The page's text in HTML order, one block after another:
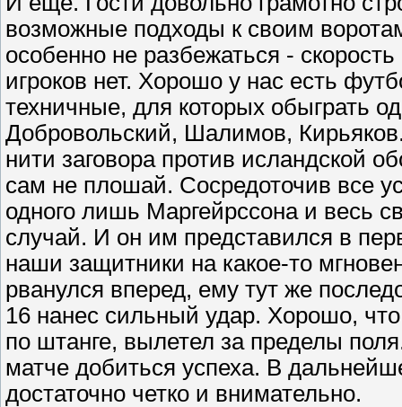
возможные подходы к своим
особенно не разбежаться -
игроков нет. Хорошо у нас есть
техничные, для которых обыграть
Добровольский, Шалимов,
нити заговора против исландской
сам не плошай. Сосредоточив все
одного лишь Маргейрссона и весь
случай. И он им представился в
наши защитники на какое-то
рванулся вперед, ему тут же
16 нанес сильный удар. Хорошо,
по штанге, вылетел за пределы
матче добиться успеха. В
достаточно четко и внимательно.